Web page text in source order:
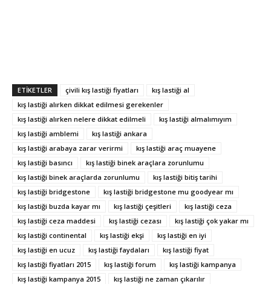
ETIKETLER çivili kış lastiği fiyatları
kış lastiği al
kış lastiği alırken dikkat edilmesi gerekenler
kış lastiği alırken nelere dikkat edilmeli
kış lastiği almalımıyım
kış lastiği amblemi
kış lastiği ankara
kış lastiği arabaya zarar verirmi
kış lastiği araç muayene
kış lastiği basıncı
kış lastiği binek araçlara zorunlumu
kış lastiği binek araçlarda zorunlumu
kış lastiği bitiş tarihi
kış lastiği bridgestone
kış lastiği bridgestone mu goodyear mı
kış lastiği buzda kayar mı
kış lastiği çeşitleri
kış lastiği ceza
kış lastiği ceza maddesi
kış lastiği cezası
kış lastiği çok yakar mı
kış lastiği continental
kış lastiği ekşi
kış lastiği en iyi
kış lastiği en ucuz
kış lastiği faydaları
kış lastiği fiyat
kış lastiği fiyatları 2015
kış lastiği forum
kış lastiği kampanya
kış lastiği kampanya 2015
kış lastiği ne zaman çıkarılır